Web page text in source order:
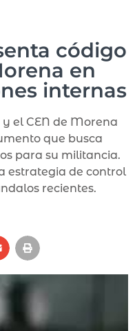
código
en
internas
el CEN de Morena
que busca
para su militancia.
estrategia de control
recientes.